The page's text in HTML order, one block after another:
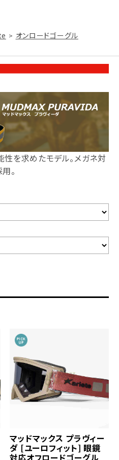
オンロードゴーグル
を求めたモデル。メガネ対
。
マッドマックス プラヴィー
ダ [ユーロフィット] 眼鏡
対応オフロードゴーグル